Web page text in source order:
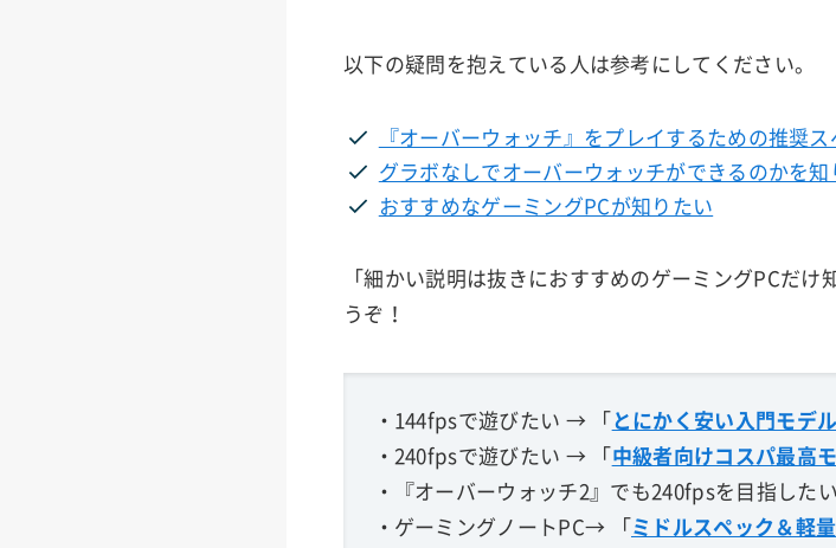
以下の疑問を抱えている人は参考にしてください。
『オーバーウォッチ』をプレイするための推奨
グラボなしでオーバーウォッチができるのかを知
おすすめなゲーミングPCが知りたい
「細かい説明は抜きにおすすめのゲーミングPCだ
うぞ！
・144fpsで遊びたい → 「 とにかく安い入門モデル
・240fpsで遊びたい → 「 中級者向けコスパ最高
・『オーバーウォッチ2』でも240fpsを目指した
・ゲーミングノートPC→ 「 ミドルスペック＆軽